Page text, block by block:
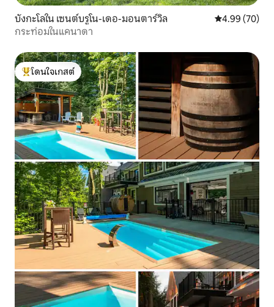
บังกะโลใน เซนต์บรูโน-เดอ-มอนตาร์วิล คะแนนเฉลี่ย
4.99 (70)
กระท่อมในแคนาดา
โดนใจเกสต์ที่สุด
โดนใจเกสต์